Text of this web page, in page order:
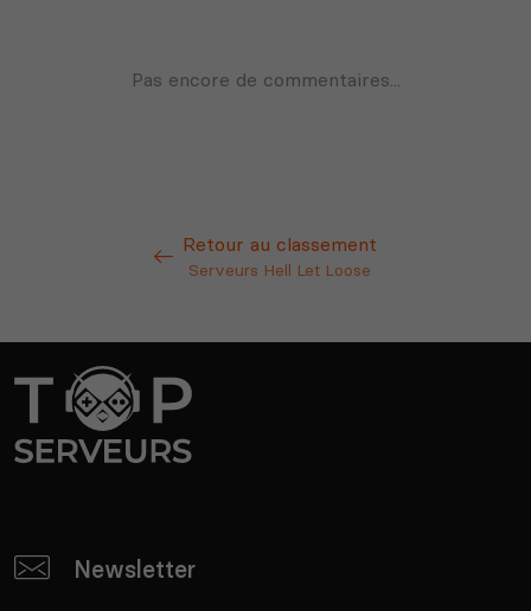
Retour au classement
Serveurs Hell Let Loose
Newsletter